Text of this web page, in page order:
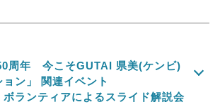
周年 今こそGUTAI 県美(ケンビ)
ン」 関連イベント
ボランティアによるスライド解説会